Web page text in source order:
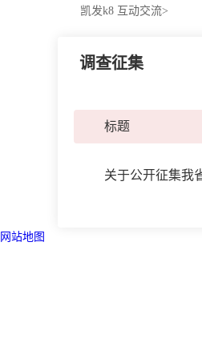
凯发k8 互动交流>
调查征集
标题
关于公开征集我
网站地图